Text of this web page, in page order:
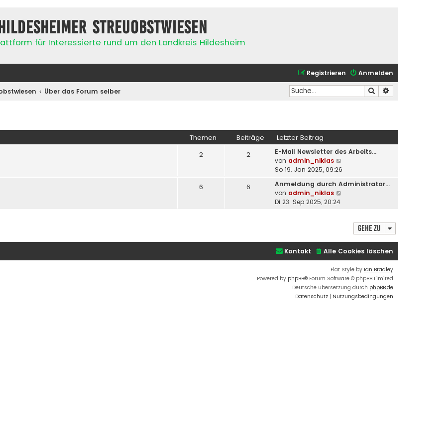
Streuobstwiesen
für Interessierte rund um den Landkreis Hildesheim
Anmelden
Registrieren
Über das Forum selber Suche
Themen Beiträge Letzter Beitrag
2 2
E-Mail Newsletter des Arbeits…
von admin_niklas
e
e
e
i
t
r
a
g
So 19. Jan 2025, 09:26
6 6
Anmeldung durch Administrator…
von admin_niklas
r
e
i
t
r
Di 23. Sep 2025, 20:24
Gehe zu
Alle Cookies löschen
Kontakt
Flat Style by Ian Bradley
Powered by phpBB® Forum Software © phpBB Limited
Deutsche Übersetzung durch phpBB.de
Datenschutz | Nutzungsbedingungen